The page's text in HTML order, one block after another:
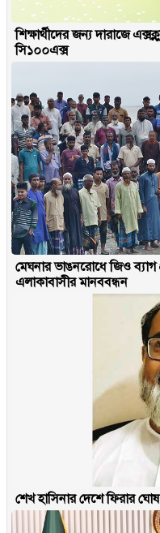
শিক্ষার্থীদের জন্য দারাজে
সি১০০এক্স
মেঘনার ভাঙনরোধে জিও
এলাকাবাসীর মানববন্ধন
শেখ হাসিনার দেশে ফিরার